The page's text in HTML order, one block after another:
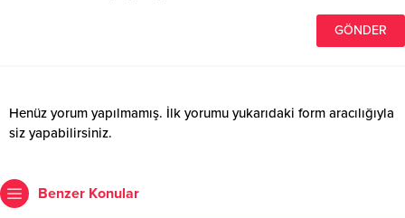
Henüz yorum yapılmamış. İlk yorumu yukarıdaki form aracılığıyla
siz yapabilirsiniz.
Benzer Konular